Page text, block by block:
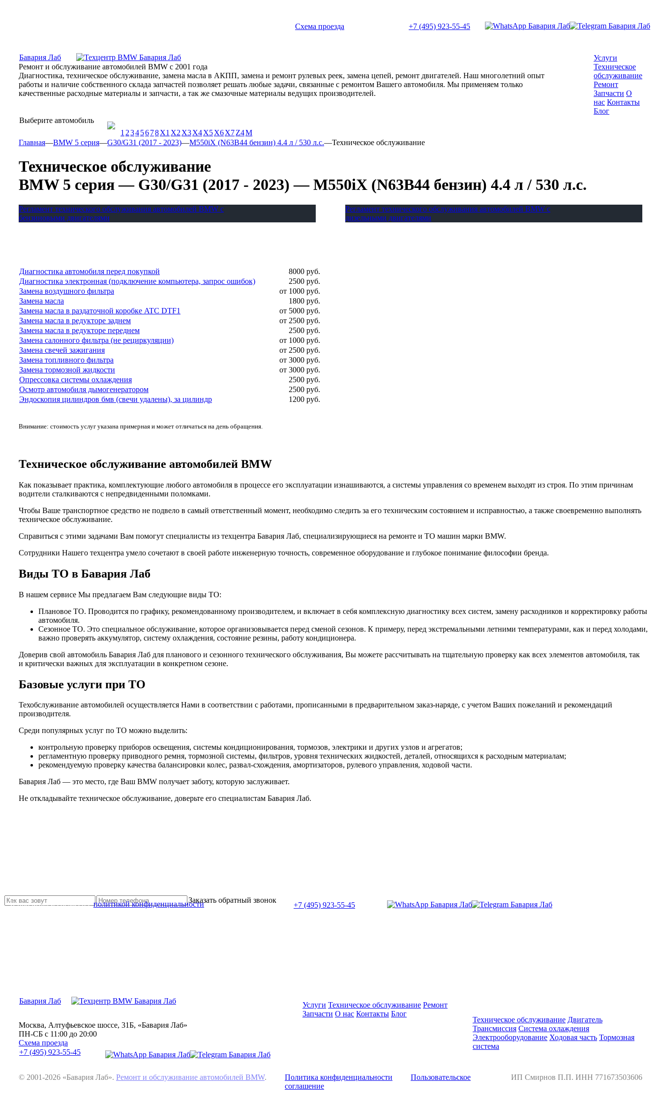
Схема проезда +7 (495) 923-55-45
Бавария Лаб
Ремонт и обслуживание автомобилей BMW с 2001 года
Диагностика, техническое обслуживание, замена масла в АКПП, замена и ремонт рулевых реек, замена цепей, ремонт двигателей. Наш многолетний опыт
работы и наличие собственного склада запчастей позволяет решать любые задачи, связанные с ремонтом Вашего автомобиля. Мы применяем только
качественные расходные материалы и запчасти, а так же смазочные материалы ведущих производителей.
Услуги
Техническое
обслуживание
Ремонт
Запчасти О
нас Контакты
Блог
Выберите автомобиль
1 2345678X1 X2 X3X4X5X6X7Z4М
Главная—BMW 5 серия—G30/G31 (2017 - 2023)—M550iX (N63B44 бензин) 4.4 л / 530 л.с.—Техническое обслуживание
Техническое обслуживание
BMW 5 серия — G30/G31 (2017 - 2023) — M550iX (N63B44 бензин) 4.4 л / 530 л.с.
Регламент технического обслуживания автомобилей BMW с
бензиновыми двигателями
Регламент технического обслуживания автомобилей BMW с
дизельными двигателями
Диагностика автомобиля перед покупкой
8000 руб.
Диагностика электронная (подключение компьютера, запрос ошибок)
2500 руб.
Замена воздушного фильтра
от 1000 руб.
Замена масла
1800 руб.
Замена масла в раздаточной коробке ATC DTF1
от 5000 руб.
Замена масла в редукторе заднем
от 2500 руб.
Замена масла в редукторе переднем
2500 руб.
Замена салонного фильтра (не рециркуляции)
от 1000 руб.
Замена свечей зажигания
от 2500 руб.
Замена топливного фильтра
от 3000 руб.
Замена тормозной жидкости
от 3000 руб.
Опрессовка системы охлаждения
2500 руб.
Осмотр автомобиля дымогенератором
2500 руб.
Эндоскопия цилиндров бмв (свечи удалены), за цилиндр
1200 руб.
Внимание: стоимость услуг указана примерная и может отличаться на день обращения.
Техническое обслуживание автомобилей BMW
Как показывает практика, комплектующие любого автомобиля в процессе его эксплуатации изнашиваются, а системы управления со временем выходят из строя. По этим причинам
водители сталкиваются с непредвиденными поломками.
Чтобы Ваше транспортное средство не подвело в самый ответственный момент, необходимо следить за его техническим состоянием и исправностью, а также своевременно выполнять
техническое обслуживание.
Справиться с этими задачами Вам помогут специалисты из техцентра Бавария Лаб, специализирующиеся на ремонте и ТО машин марки BMW.
Сотрудники Нашего техцентра умело сочетают в своей работе инженерную точность, современное оборудование и глубокое понимание философии бренда.
Виды ТО в Бавария Лаб
В нашем сервисе Мы предлагаем Вам следующие виды ТО:
Плановое ТО. Проводится по графику, рекомендованному производителем, и включает в себя комплексную диагностику всех систем, замену расходников и корректировку работы
автомобиля.
Сезонное ТО. Это специальное обслуживание, которое организовывается перед сменой сезонов. К примеру, перед экстремальными летними температурами, как и перед холодами,
важно проверять аккумулятор, систему охлаждения, состояние резины, работу кондиционера.
Доверив свой автомобиль Бавария Лаб для планового и сезонного технического обслуживания, Вы можете рассчитывать на тщательную проверку как всех элементов автомобиля, так
и критически важных для эксплуатации в конкретном сезоне.
Базовые услуги при ТО
Техобслуживание автомобилей осуществляется Нами в соответствии с работами, прописанными в предварительном заказ-наряде, с учетом Ваших пожеланий и рекомендаций
производителя.
Среди популярных услуг по ТО можно выделить:
контрольную проверку приборов освещения, системы кондиционирования, тормозов, электрики и других узлов и агрегатов;
регламентную проверку приводного ремня, тормозной системы, фильтров, уровня технических жидкостей, деталей, относящихся к расходным материалам;
рекомендуемую проверку качества балансировки колес, развал-схождения, амортизаторов, рулевого управления, ходовой части.
Бавария Лаб — это место, где Ваш BMW получает заботу, которую заслуживает.
Не откладывайте техническое обслуживание, доверьте его специалистам Бавария Лаб.
Заказать обратный звонок
Я прочитал и согласен сполитикой конфиденциальности
+7 (495) 923-55-45
Бавария Лаб
Москва, Алтуфьевское шоссе, 31Б, «Бавария Лаб»
ПН-СБ с 11:00 до 20:00
Схема проезда
+7 (495) 923-55-45
Услуги Техническое обслуживание Ремонт
Запчасти О нас Контакты Блог
Техническое обслуживание Двигатель
Трансмиссия Система охлаждения
Электрооборудование Ходовая часть Тормозная
система
© 2001-2026 «Бавария Лаб». Ремонт и обслуживание автомобилей BMW. Политика конфиденциальности
Пользовательское
соглашение
ИП Смирнов П.П. ИНН 771673503606